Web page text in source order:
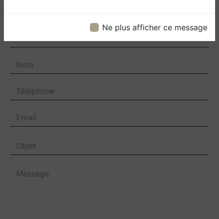
Ne plus afficher ce message